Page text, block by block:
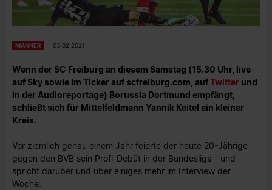
MÄNNER 03.02.2021
Wenn der SC Freiburg an diesem Samstag (15.30 Uhr, live
auf Sky sowie im Ticker auf scfreiburg.com, aufTwitter und
in der Audioreportage) Borussia Dortmund empfängt,
schließt sich für Mittelfeldmann Yannik Keitel ein kleiner
Kreis.
Vor ziemlich genau einem Jahr feierte der heute 20-Jährige
gegen den BVB sein Profi-Debüt in der Bundesliga - und
spricht darüber und über einiges mehr im Interview der
Woche.